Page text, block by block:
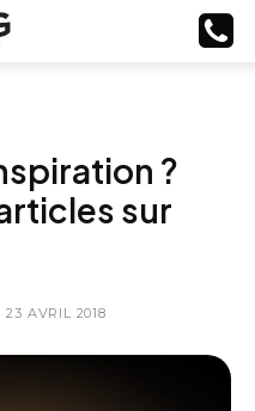
?
sur
23 AVRIL 2018